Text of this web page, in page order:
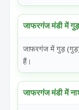
जाफरगंज मंडी में
जाफरगंज में गुड़
हैं।
जाफरगंज मंडी में